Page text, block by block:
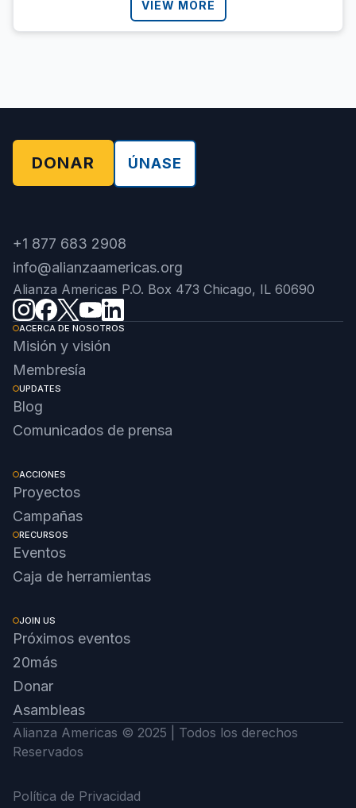
VIEW MORE
DONAR ÚNASE
+1 877 683 2908
info@alianzaamericas.org
Alianza Americas P.O. Box 473 Chicago, IL 60690
ACERCA DE NOSOTROS
Misión y visión
Membresía
UPDATES
Blog
Comunicados de prensa
ACCIONES
Proyectos
Campañas
RECURSOS
Eventos
Caja de herramientas
JOIN US
Próximos eventos
20más
Donar
Asambleas
Alianza Americas © 2025 | Todos los derechos
Reservados
Política de Privacidad